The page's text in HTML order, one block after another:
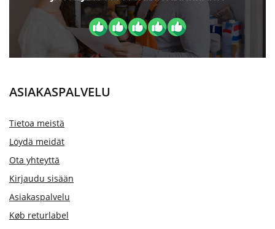
ASIAKASPALVELU
Tietoa meistä
Löydä meidät
Ota yhteyttä
Kirjaudu sisään
Asiakaspalvelu
Køb returlabel